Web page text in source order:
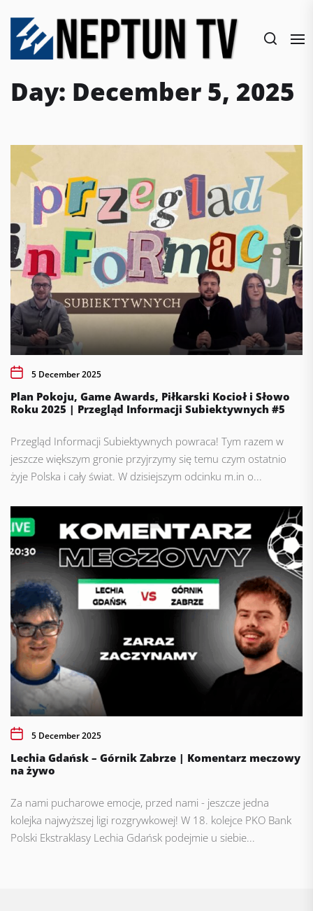
content
Day: December 5, 2025
5 December 2025
Plan Pokoju, Game Awards, Piłkarski Kocioł i Słowo
Roku 2025 | Przegląd Informacji Subiektywnych #5
Przegląd Informacji Subiektywnych powraca! Tym razem w
jeszcze większym gronie przyjrzymy się temu czym ostatnio
żyje Polska i cały świat. W dzisiejszym odcinku m.in o...
5 December 2025
Lechia Gdańsk – Górnik Zabrze | Komentarz meczowy
na żywo
Za nami pucharowe emocje, przed nami - jeszcze jedna
kolejka najwyższej ligi rozgrywkowej! W 18. kolejce PKO Bank
Polski Ekstraklasy Lechia Gdańsk podejmie u siebie...